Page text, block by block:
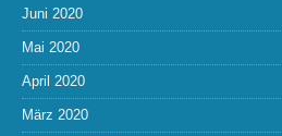
Juni 2020
Mai 2020
April 2020
März 2020